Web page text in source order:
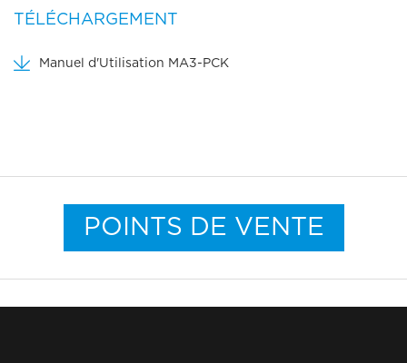
TÉLÉCHARGEMENT
Manuel d'Utilisation MA3-PCK
POINTS DE VENTE